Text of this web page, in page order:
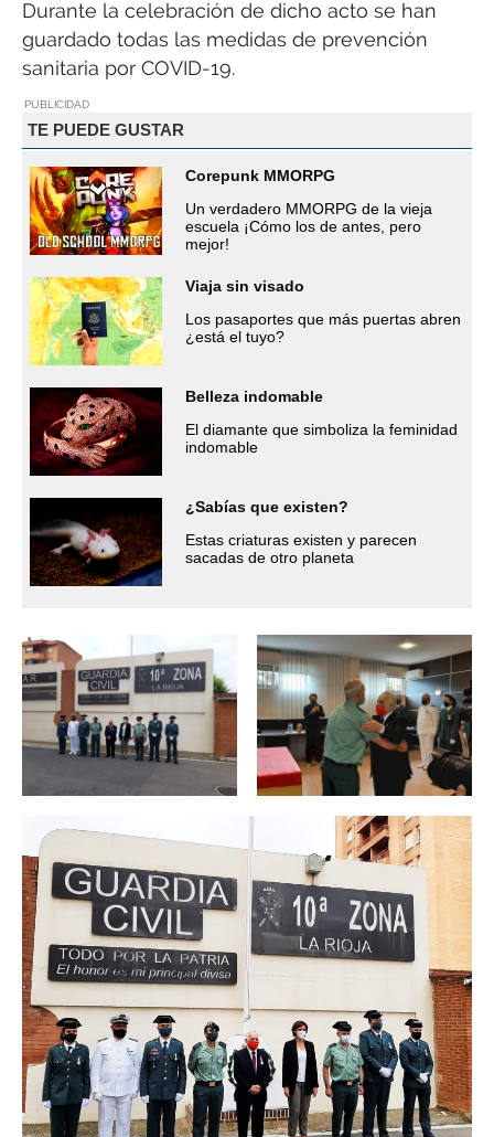
Durante la celebración de dicho acto se han
guardado todas las medidas de prevención
sanitaria por COVID-19.
PUBLICIDAD
TE PUEDE GUSTAR
Corepunk MMORPG
Un verdadero MMORPG de la vieja
escuela ¡Cómo los de antes, pero
mejor!
Viaja sin visado
Los pasaportes que más puertas abren
¿está el tuyo?
Belleza indomable
El diamante que simboliza la feminidad
indomable
¿Sabías que existen?
Estas criaturas existen y parecen
sacadas de otro planeta